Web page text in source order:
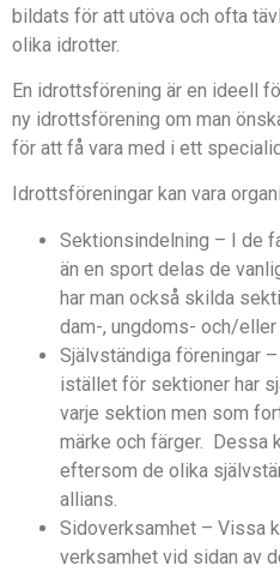
bildats för att utöva och ofta
olika idrotter.
En idrottsförening är en ideell
ny idrottsförening om man
för att få vara med i ett
Idrottsföreningar kan vara
Sektionsindelning – I de
än en sport delas de
har man också skilda
dam-, ungdoms- och/eller
Självständiga föreningar –
istället för sektioner har
varje sektion men som
märke och färger. Dessa
eftersom de olika
allians.
Sidoverksamhet – Vissa
verksamhet vid sidan av